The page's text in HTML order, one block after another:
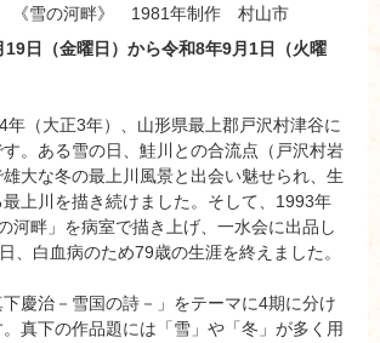
《雪の河畔》 1981年制作 村山市
日（金曜日）から令和8年9月1日（火曜
（大正3年）、山形県最上郡戸沢村津谷に
。ある雪の日、鮭川との合流点（戸沢村岩
大な冬の最上川風景と出会い魅せられ、生
上川を描き続けました。そして、1993年
河畔」を病室で描き上げ、一水会に出品し
、白血病のため79歳の生涯を終えました。
慶治－雪国の詩－」をテーマに4期に分け
真下の作品題には「雪」や「冬」が多く用